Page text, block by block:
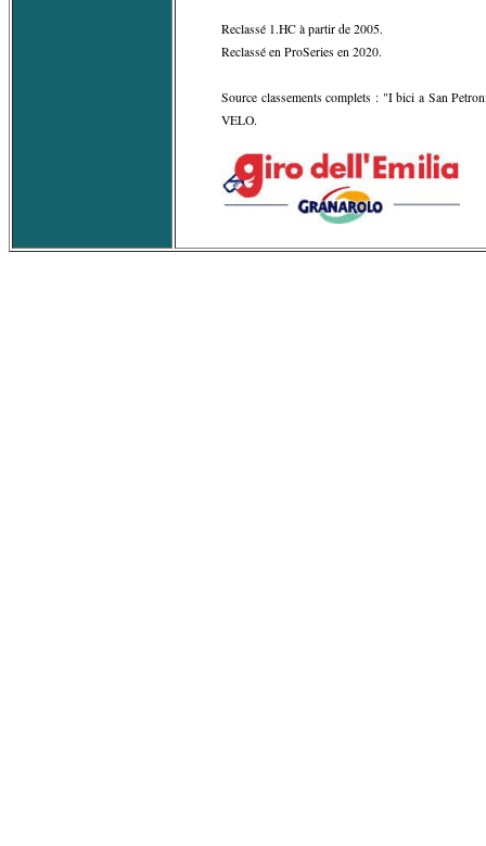
Reclassé 1.HC à partir de 2005.
Reclassé en ProSeries en 2020.
Source classements complets : "I bici a San
VELO.